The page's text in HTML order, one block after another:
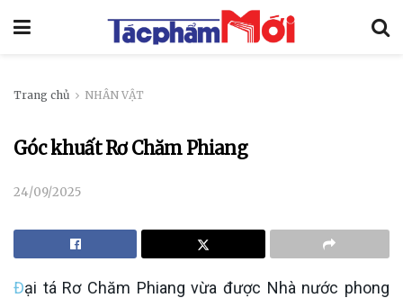
Trang chủ NHÂN VẬT
Góc khuất Rơ Chăm Phiang
24/09/2025
Đại tá Rơ Chăm Phiang vừa được Nhà nước phong